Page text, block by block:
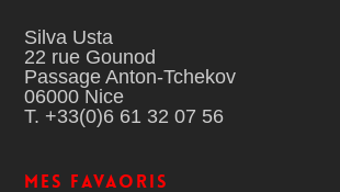
Silva Usta
22 rue Gounod
Passage Anton-Tchekov
06000 Nice
T. +33(0)6 61 32 07 56
MES FAVAORIS